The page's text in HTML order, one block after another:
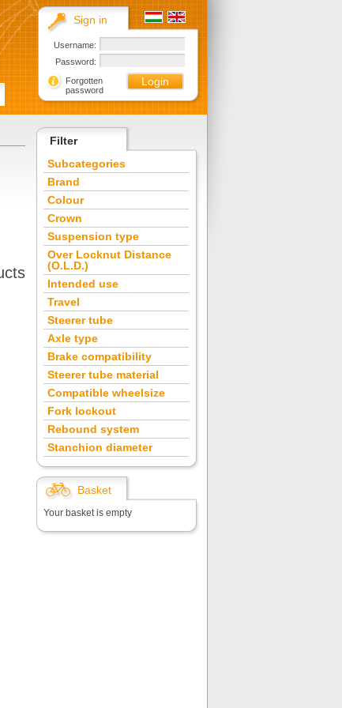
Filter
Subcategories
Brand
Colour
Crown
Suspension type
Over Locknut Distance
(O.L.D.)
Intended use
Travel
Steerer tube
Axle type
Brake compatibility
Steerer tube material
Compatible wheelsize
Fork lockout
Rebound system
Stanchion diameter
Basket
Your basket is empty
Sign in
Username:
Password:
Forgotten
password